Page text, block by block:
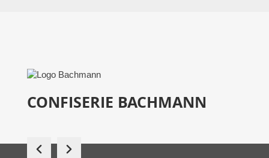
CONFISERIE BACHMANN